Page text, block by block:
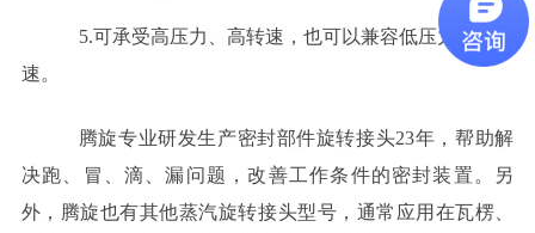
5.可承受高压力、高转速，也可以兼容低压力、低转
速。
腾旋专业研发生产密封部件旋转接头23年，帮助解
决跑、冒、滴、漏问题，改善工作条件的密封装置。另
外，腾旋也有其他蒸汽旋转接头型号，通常应用在瓦楞、